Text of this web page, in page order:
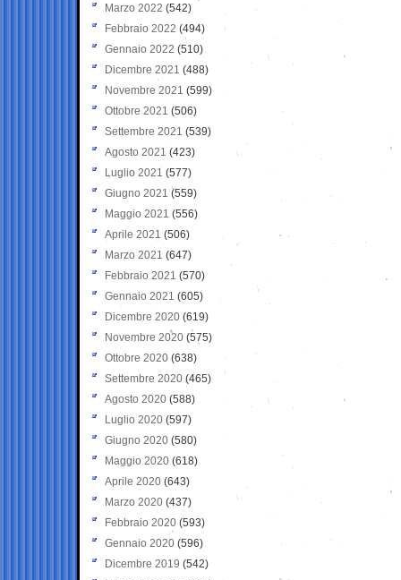
Marzo 2022 (542)
Febbraio 2022 (494)
Gennaio 2022 (510)
Dicembre 2021 (488)
Novembre 2021 (599)
Ottobre 2021 (506)
Settembre 2021 (539)
Agosto 2021 (423)
Luglio 2021 (577)
Giugno 2021(559)
Maggio 2021 (556)
Aprile 2021 (506)
Marzo 2021 (647)
Febbraio 2021 (570)
Gennaio 2021 (605)
Dicembre 2020 (619)
Novembre 2020 (575)
Ottobre 2020 (638)
Settembre 2020(465)
Agosto 2020 (588)
Luglio 2020 (597)
Giugno 2020 (580)
Maggio 2020 (618)
Aprile 2020 (643)
Marzo 2020 (437)
Febbraio 2020 (593)
Gennaio 2020 (596)
Dicembre 2019 (542)